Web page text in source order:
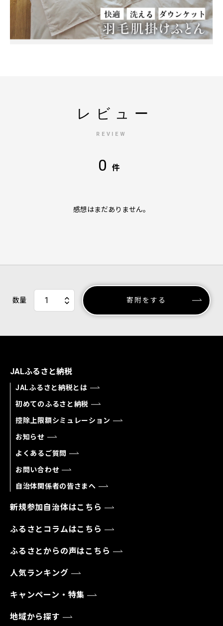
レビュー
REVIEW
0 件
感想はまだありません。
数量 寄附をする
JALふるさと納税
JALふるさと納税とは
初めてのふるさと納税
控除上限額シミュレーション
お知らせ
よくあるご質問
お問い合わせ
自治体関係者の皆さまへ
新規参加自治体はこちら
ふるさとコラムはこちら
ふるさとからの声はこちら
人気ランキング
キャンペーン・特集
地域から探す